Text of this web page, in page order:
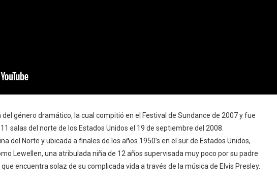
género dramático, la cual compitió en el Festival de Sundance de 2007 y fue
salas del norte de los Estados Unidos el 19 de septiembre del 2008.
del Norte y ubicada a finales de los años 1950’s en el sur de Estados Unidos,
Lewellen, una atribulada niña de 12 años supervisada muy poco por su padre
encuentra solaz de su complicada vida a través de la música de Elvis Presley.